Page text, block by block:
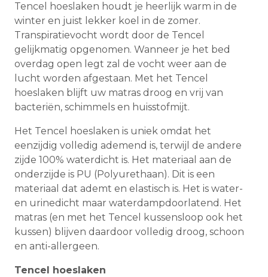
Tencel hoeslaken houdt je heerlijk warm in de
winter en juist lekker koel in de zomer.
Transpiratievocht wordt door de Tencel
gelijkmatig opgenomen. Wanneer je het bed
overdag open legt zal de vocht weer aan de
lucht worden afgestaan. Met het Tencel
hoeslaken blijft uw matras droog en vrij van
bacteriën, schimmels en huisstofmijt.
Het Tencel hoeslaken is uniek omdat het
eenzijdig volledig ademend is, terwijl de andere
zijde 100% waterdicht is. Het materiaal aan de
onderzijde is PU (Polyurethaan). Dit is een
materiaal dat ademt en elastisch is. Het is water-
en urinedicht maar waterdampdoorlatend. Het
matras (en met het Tencel kussensloop ook het
kussen) blijven daardoor volledig droog, schoon
en anti-allergeen.
Tencel hoeslaken